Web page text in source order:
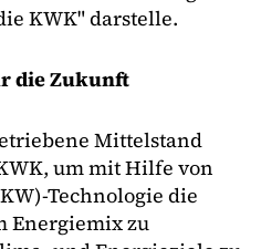
KWK" darstelle.
die Zukunft
Mittelstand
um mit Hilfe von
Technologie die
Energiemix zu